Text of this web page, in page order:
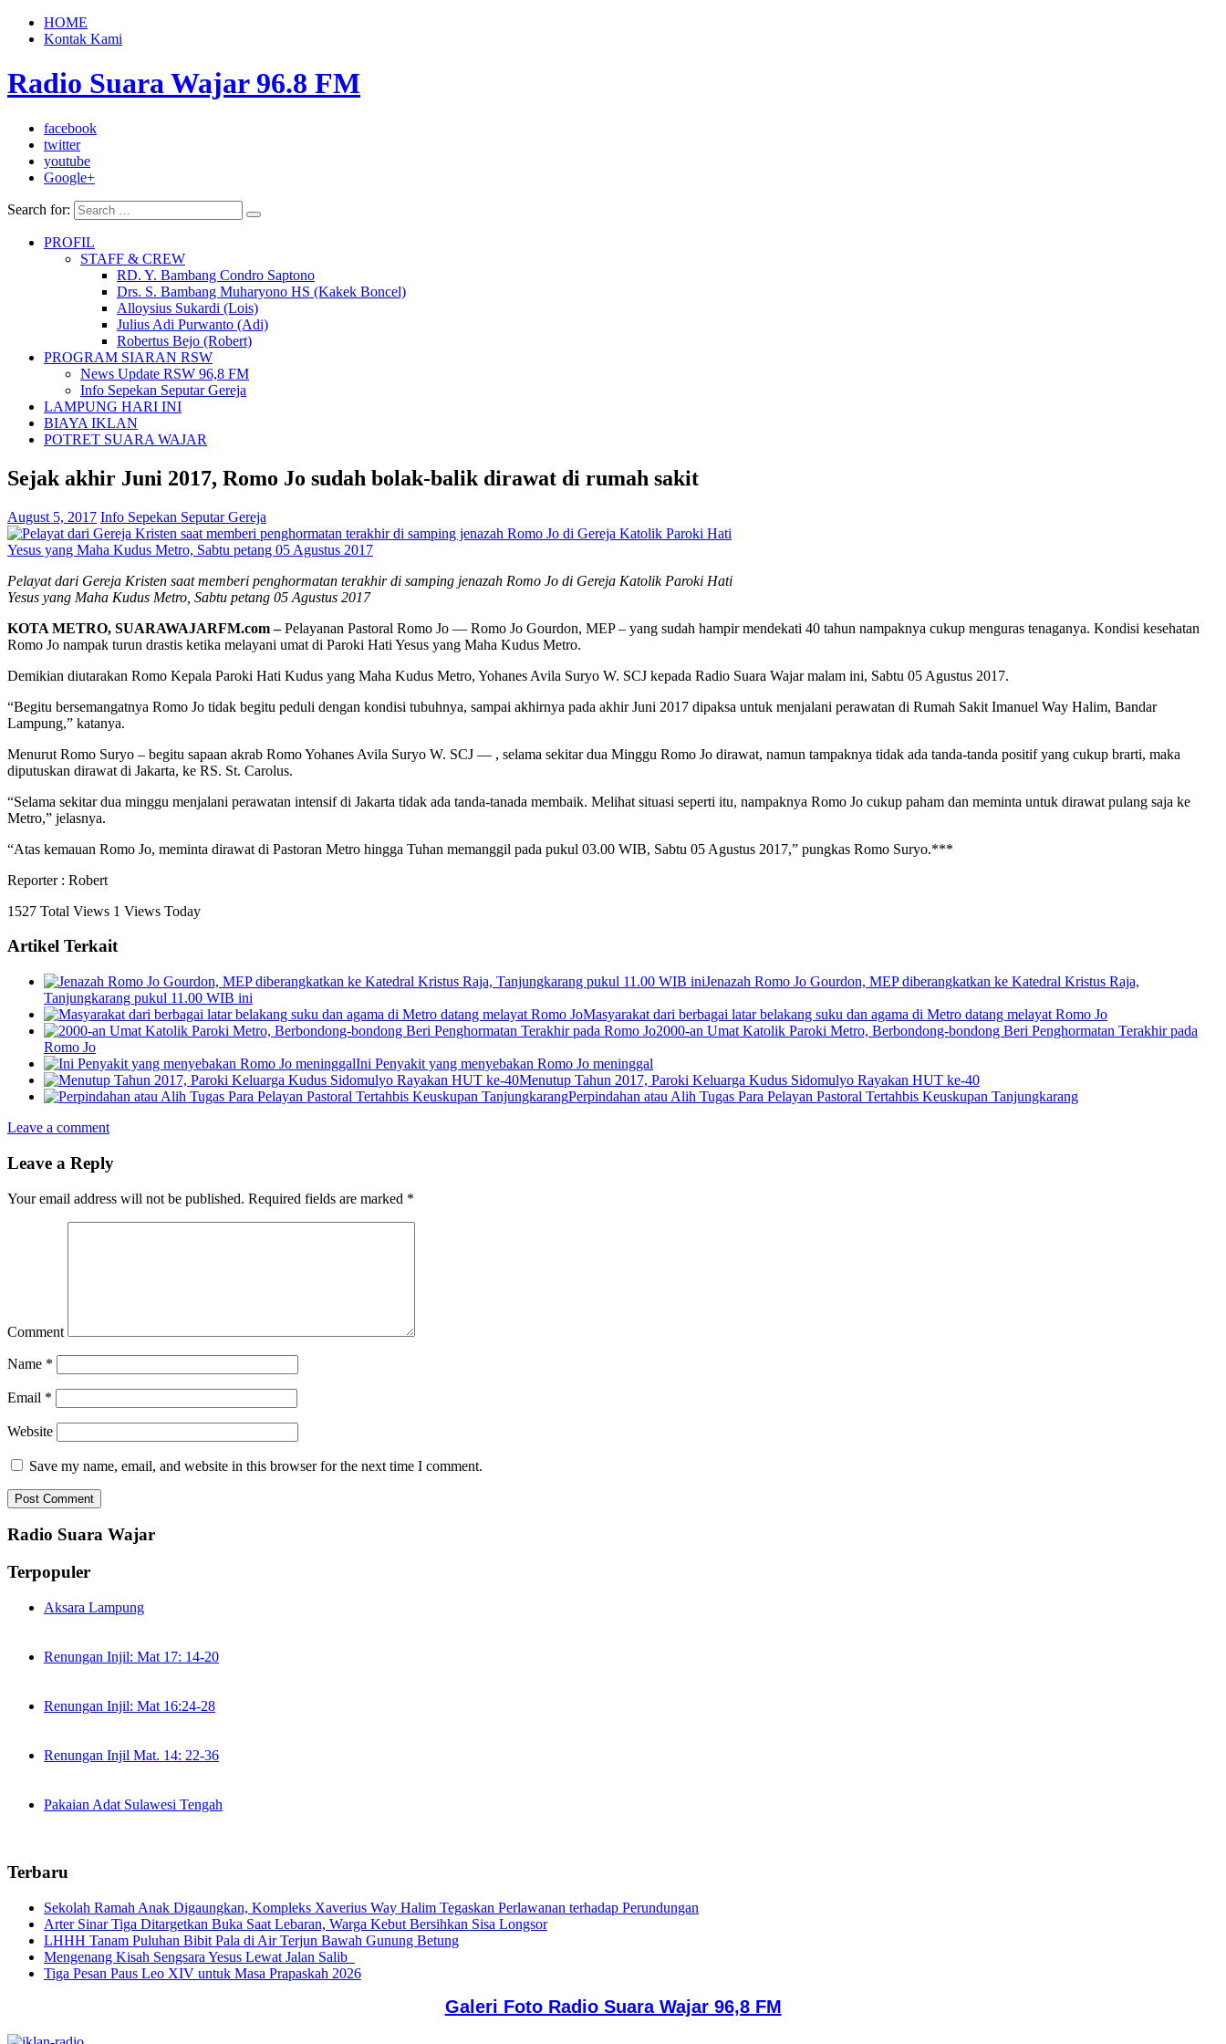
HOME
Kontak Kami
Radio Suara Wajar 96.8 FM
facebook
twitter
youtube
Google+
Search for:
PROFIL
STAFF & CREW
RD. Y. Bambang Condro Saptono
Drs. S. Bambang Muharyono HS (Kakek Boncel)
Alloysius Sukardi (Lois)
Julius Adi Purwanto (Adi)
Robertus Bejo (Robert)
PROGRAM SIARAN RSW
News Update RSW 96,8 FM
Info Sepekan Seputar Gereja
LAMPUNG HARI INI
BIAYA IKLAN
POTRET SUARA WAJAR
Sejak akhir Juni 2017, Romo Jo sudah bolak-balik dirawat di rumah sakit
August 5, 2017 Info Sepekan Seputar Gereja
Pelayat dari Gereja Kristen saat memberi penghormatan terakhir di samping jenazah Romo Jo di Gereja Katolik Paroki Hati
Yesus yang Maha Kudus Metro, Sabtu petang 05 Agustus 2017
KOTA METRO, SUARAWAJARFM.com –Pelayanan Pastoral Romo Jo — Romo Jo Gourdon, MEP – yang sudah hampir mendekati 40 tahun nampaknya cukup menguras tenaganya. Kondisi kesehatan
Romo Jo nampak turun drastis ketika melayani umat di Paroki Hati Yesus yang Maha Kudus Metro.
Demikian diutarakan Romo Kepala Paroki Hati Kudus yang Maha Kudus Metro, Yohanes Avila Suryo W. SCJ kepada Radio Suara Wajar malam ini, Sabtu 05 Agustus 2017.
“Begitu bersemangatnya Romo Jo tidak begitu peduli dengan kondisi tubuhnya, sampai akhirnya pada akhir Juni 2017 dipaksa untuk menjalani perawatan di Rumah Sakit Imanuel Way Halim, Bandar
Lampung,” katanya.
Menurut Romo Suryo – begitu sapaan akrab Romo Yohanes Avila Suryo W. SCJ — , selama sekitar dua Minggu Romo Jo dirawat, namun tampaknya tidak ada tanda-tanda positif yang cukup brarti, maka
diputuskan dirawat di Jakarta, ke RS. St. Carolus.
“Selama sekitar dua minggu menjalani perawatan intensif di Jakarta tidak ada tanda-tanada membaik. Melihat situasi seperti itu, nampaknya Romo Jo cukup paham dan meminta untuk dirawat pulang saja ke
Metro,” jelasnya.
“Atas kemauan Romo Jo, meminta dirawat di Pastoran Metro hingga Tuhan memanggil pada pukul 03.00 WIB, Sabtu 05 Agustus 2017,” pungkas Romo Suryo.***
Reporter : Robert
1527 Total Views 1 Views Today
Artikel Terkait
Jenazah Romo Jo Gourdon, MEP diberangkatkan ke Katedral Kristus Raja,
Tanjungkarang pukul 11.00 WIB ini
Masyarakat dari berbagai latar belakang suku dan agama di Metro datang melayat Romo Jo
2000-an Umat Katolik Paroki Metro, Berbondong-bondong Beri Penghormatan Terakhir pada
Romo Jo
Ini Penyakit yang menyebakan Romo Jo meninggal
Menutup Tahun 2017, Paroki Keluarga Kudus Sidomulyo Rayakan HUT ke-40
Perpindahan atau Alih Tugas Para Pelayan Pastoral Tertahbis Keuskupan Tanjungkarang
Leave a comment
Leave a Reply
Your email address will not be published. Required fields are marked *
Comment
Name *
Email *
Website
Save my name, email, and website in this browser for the next time I comment.
Radio Suara Wajar
Terpopuler
Aksara Lampung
Renungan Injil: Mat 17: 14-20
Renungan Injil: Mat 16:24-28
Renungan Injil Mat. 14: 22-36
Pakaian Adat Sulawesi Tengah
Terbaru
Sekolah Ramah Anak Digaungkan, Kompleks Xaverius Way Halim Tegaskan Perlawanan terhadap Perundungan
Arter Sinar Tiga Ditargetkan Buka Saat Lebaran, Warga Kebut Bersihkan Sisa Longsor
LHHH Tanam Puluhan Bibit Pala di Air Terjun Bawah Gunung Betung
Mengenang Kisah Sengsara Yesus Lewat Jalan Salib
Tiga Pesan Paus Leo XIV untuk Masa Prapaskah 2026
Galeri Foto Radio Suara Wajar 96,8 FM